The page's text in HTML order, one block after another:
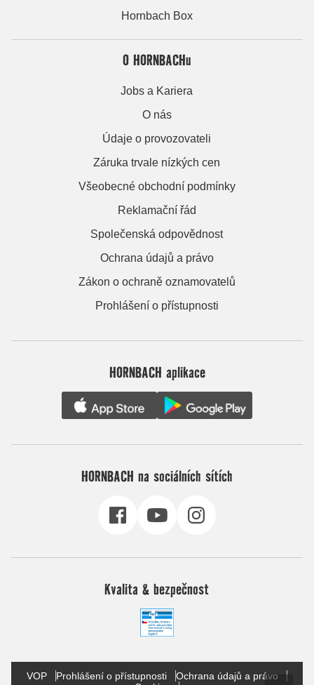
Hornbach Box
O HORNBACHu
Jobs a Kariera
O nás
Údaje o provozovateli
Záruka trvale nízkých cen
Všeobecné obchodní podmínky
Reklamační řád
Společenská odpovědnost
Ochrana údajů a právo
Zákon o ochraně oznamovatelů
Prohlášení o přístupnosti
HORNBACH aplikace
HORNBACH na sociálních sítích
Kvalita & bezpečnost
VOP Prohlášení o přístupnosti
Ochrana údajů a právo